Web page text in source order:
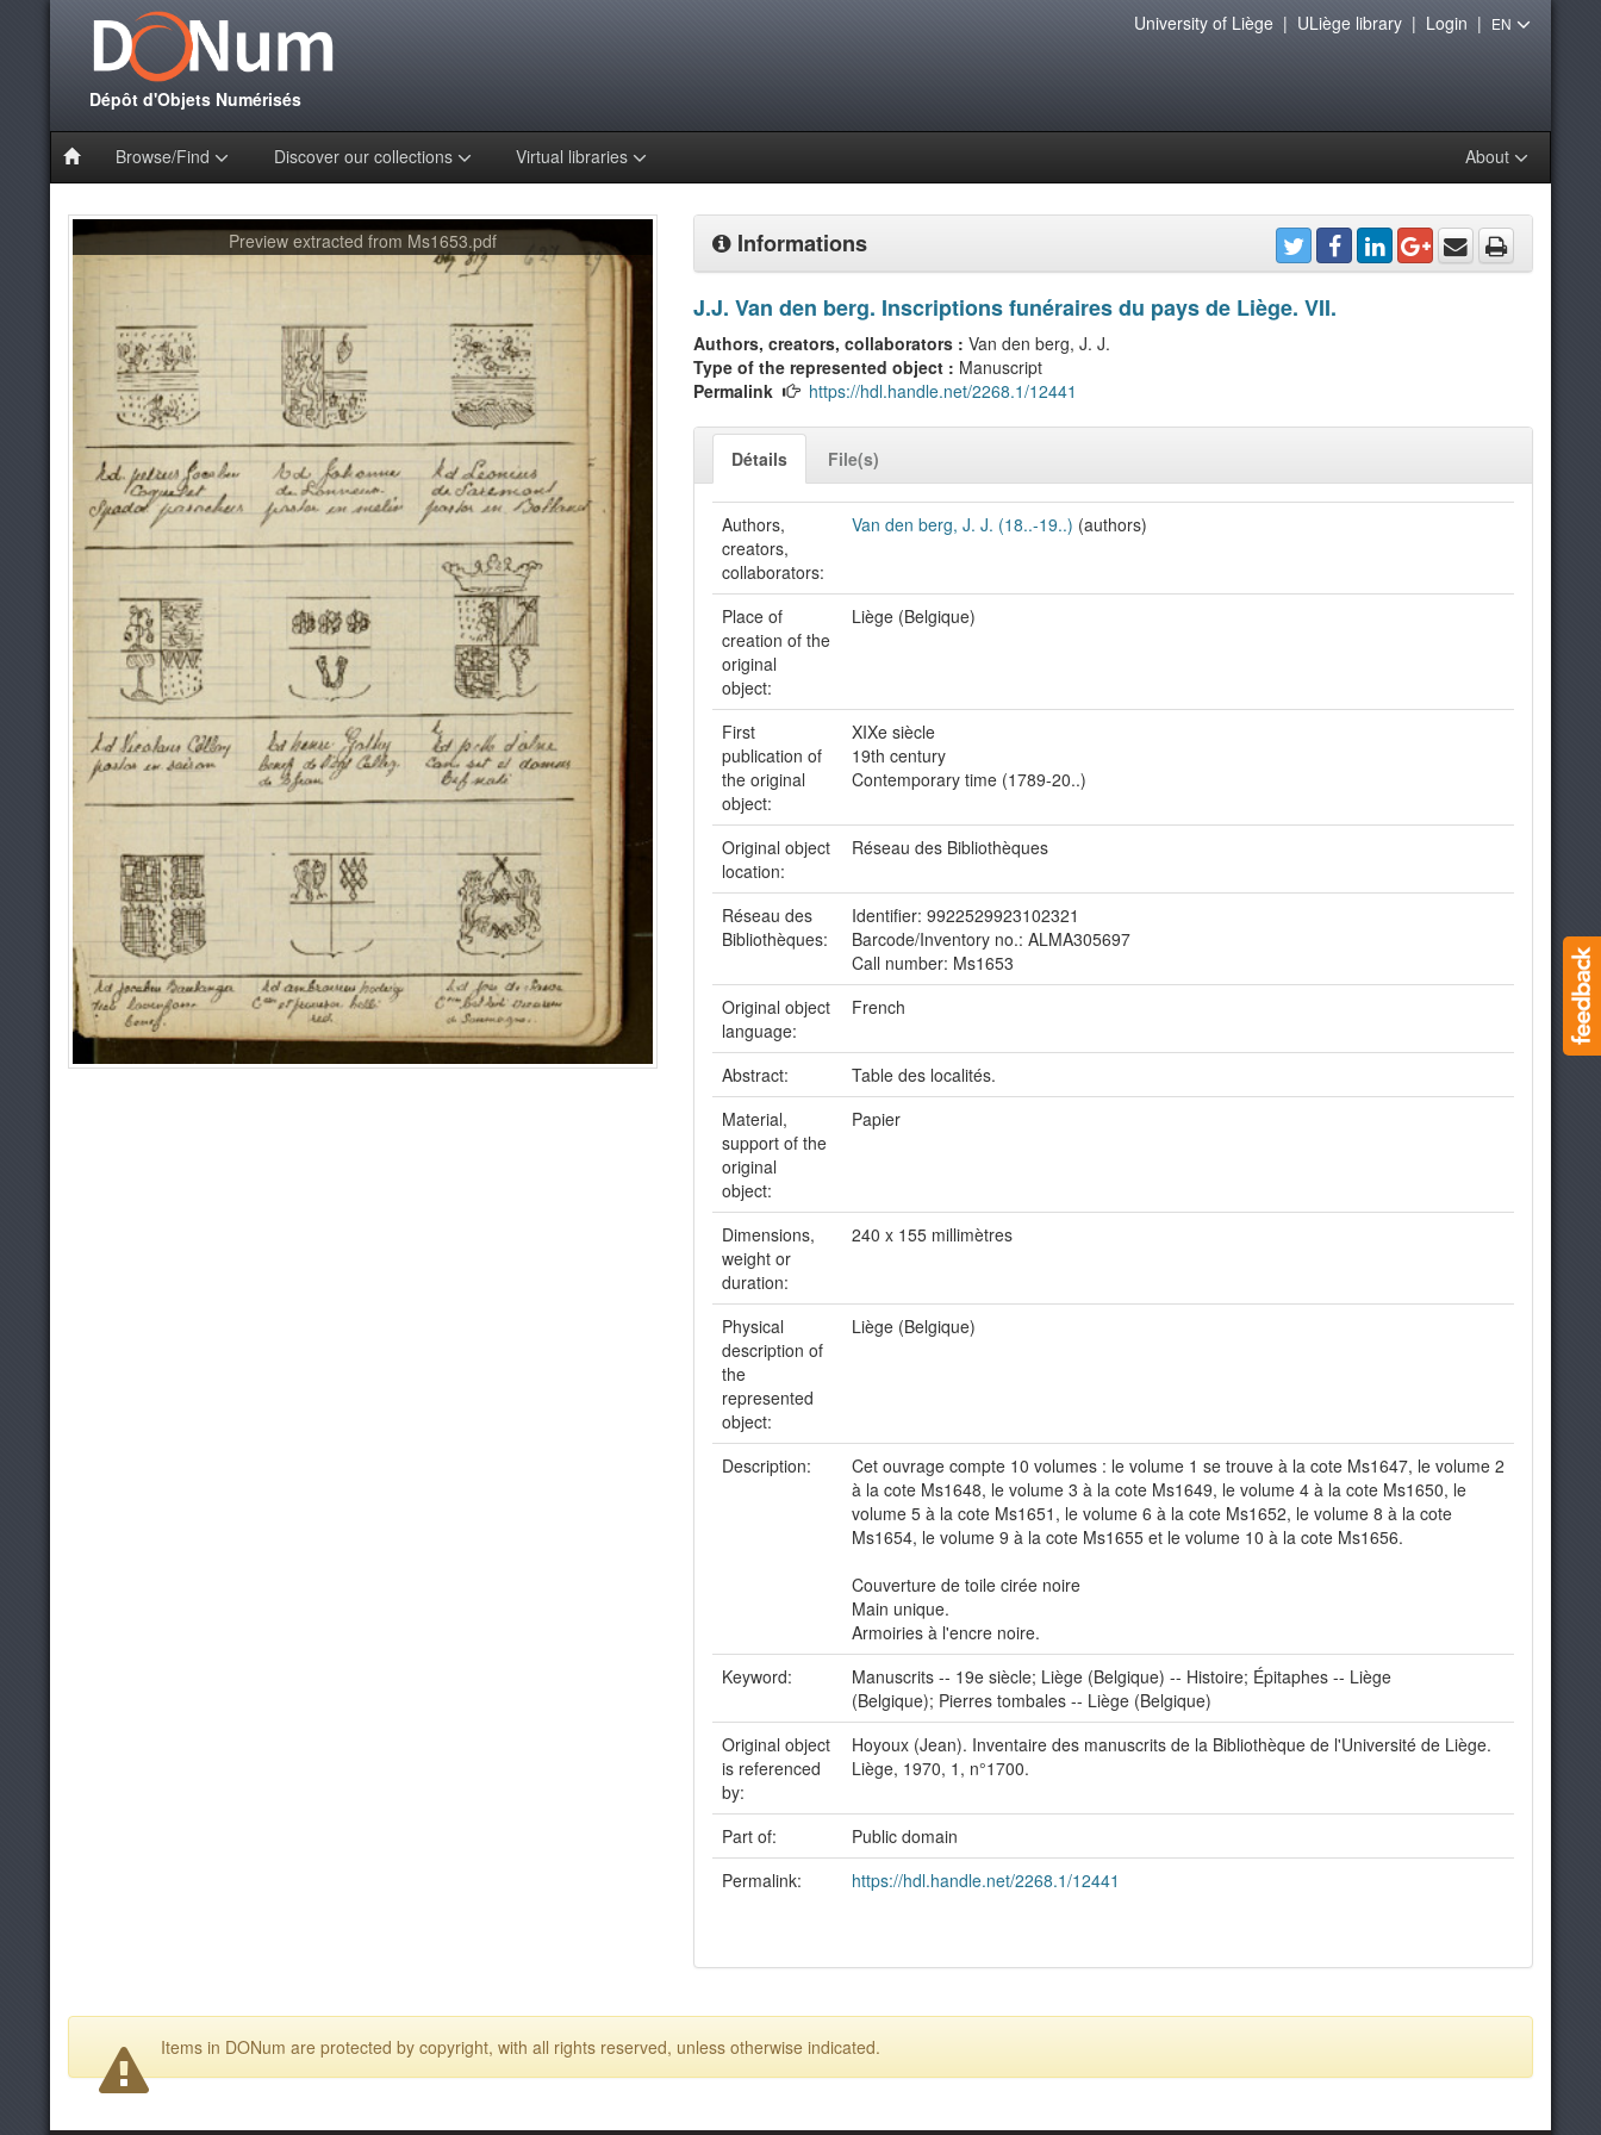
Dépôt d'Objets Numérisés
Browse/Find Discover our collections Virtual libraries About
University of Liège| ULiège library| Login | EN
Preview extracted from Ms1653.pdf Informations
J.J. Van den berg. Inscriptions funéraires du pays de Liège. VII.
Authors, creators, collaborators : Van den berg, J. J.
Type of the represented object : Manuscript
Permalink
https://hdl.handle.net/2268.1/12441
Détails File(s)
Authors,
creators,
collaborators:
Van den berg, J. J. (18..-19..) (authors)
Place of
creation of the
original
object:
Liège (Belgique)
First
publication of
the original
object:
XIXe siècle
19th century
Contemporary time (1789-20..)
Original object
location:
Réseau des Bibliothèques
Réseau des
Bibliothèques:
Identifier: 9922529923102321
Barcode/Inventory no.: ALMA305697
Call number: Ms1653
Original object
language:
French
Abstract:
Table des localités.
Material,
support of the
original
object:
Papier
Dimensions,
weight or
duration:
240 x 155 millimètres
Physical
description of
the
represented
object:
Liège (Belgique)
Description:
Cet ouvrage compte 10 volumes : le volume 1 se trouve à la cote Ms1647, le volume 2
à la cote Ms1648, le volume 3 à la cote Ms1649, le volume 4 à la cote Ms1650, le
volume 5 à la cote Ms1651, le volume 6 à la cote Ms1652, le volume 8 à la cote
Ms1654, le volume 9 à la cote Ms1655 et le volume 10 à la cote Ms1656.
Couverture de toile cirée noire
Main unique.
Armoiries à l'encre noire.
Keyword:
Manuscrits -- 19e siècle; Liège (Belgique) -- Histoire; Épitaphes -- Liège
(Belgique); Pierres tombales -- Liège (Belgique)
Original object
is referenced
by:
Hoyoux (Jean). Inventaire des manuscrits de la Bibliothèque de l'Université de Liège.
Liège, 1970, 1, n°1700.
Part of:
Public domain
Permalink:
https://hdl.handle.net/2268.1/12441
Items in DONum are protected by copyright, with all rights reserved, unless otherwise indicated.